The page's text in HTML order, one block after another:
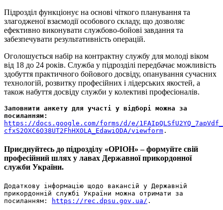
Підрозділ функціонує на основі чіткого планування та
злагодженої взаємодії особового складу, що дозволяє
ефективно виконувати службово-бойові завдання та
забезпечувати результативність операцій.
Оголошується набір на контрактну службу для молоді віком
від 18 до 24 років. Служба у підрозділі передбачає можливість
здобуття практичного бойового досвіду, опанування сучасних
технологій, розвитку професійних і лідерських якостей, а
також набуття досвіду служби у колективі професіоналів.
Заповнити анкету для участі у відборі можна за
посиланням:
https://docs.google.com/forms/d/e/
cfxS2OXC6O38UT2FhHXOLA_EdawiODA/viewform .
Приєднуйтесь до підрозділу «ОРІОН» – формуйте свій
професійний шлях у лавах Державної прикордонної
служби України.
Додаткову інформацію щодо вакансій у Державній
прикордонній службі України можна отримати за
посиланням:
https://rec.dpsu.gov.ua/ .